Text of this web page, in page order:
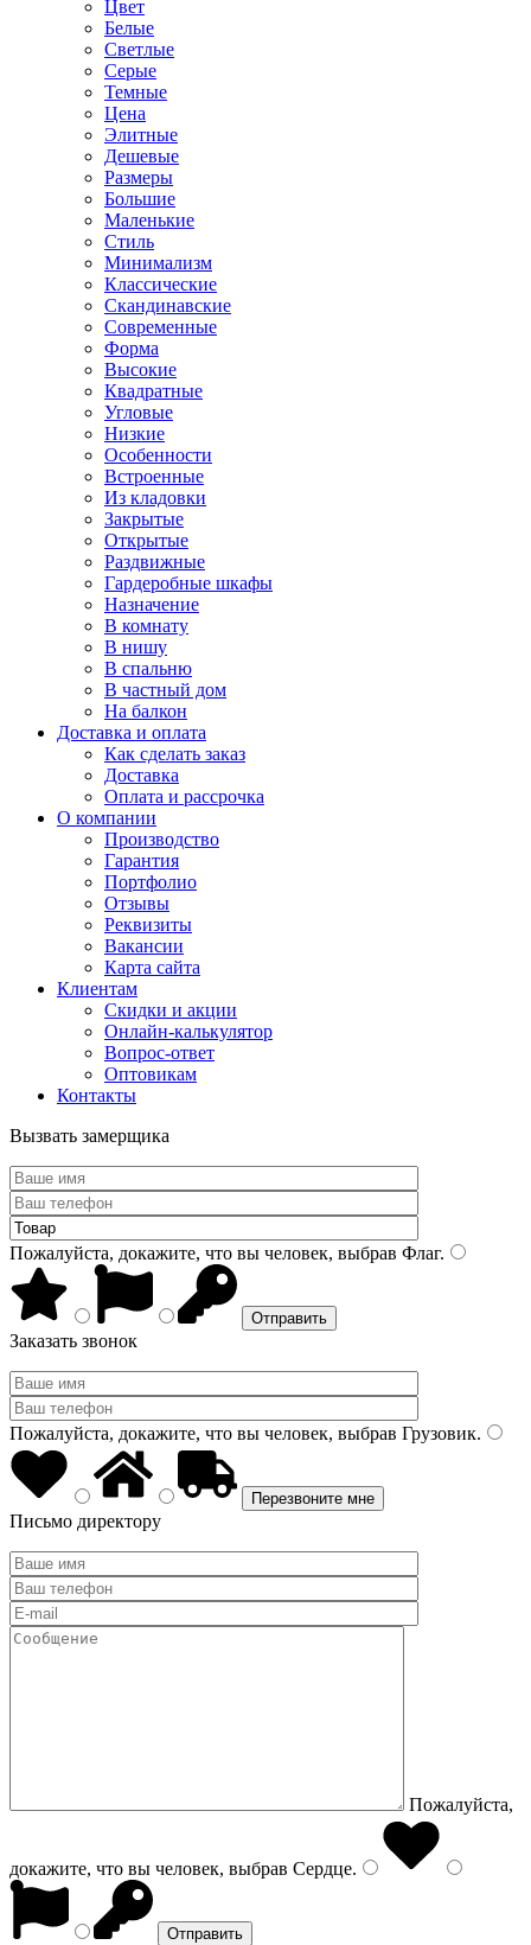
Цвет
Белые
Светлые
Серые
Темные
Цена
Элитные
Дешевые
Размеры
Большие
Маленькие
Стиль
Минимализм
Классические
Скандинавские
Современные
Форма
Высокие
Квадратные
Угловые
Низкие
Особенности
Встроенные
Из кладовки
Закрытые
Открытые
Раздвижные
Гардеробные шкафы
Назначение
В комнату
В нишу
В спальню
В частный дом
На балкон
Доставка и оплата
Как сделать заказ
Доставка
Оплата и рассрочка
О компании
Производство
Гарантия
Портфолио
Отзывы
Реквизиты
Вакансии
Карта сайта
Клиентам
Скидки и акции
Онлайн-калькулятор
Вопрос-ответ
Оптовикам
Контакты
Вызвать замерщика
Пожалуйста, докажите, что вы человек, выбрав Флаг.
Заказать звонок
Пожалуйста, докажите, что вы человек, выбрав Грузовик.
Письмо директору
Пожалуйста,
докажите, что вы человек, выбрав Сердце.